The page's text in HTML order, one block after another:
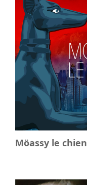
Möassy le chien